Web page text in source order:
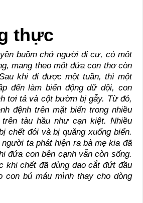
thực
buồm chở người di cư, có một
mang theo một đứa con thơ còn
khi đi được một tuần, thì một
đến làm biển động dữ dội, con
tơi tả và cột bườm bị gẫy. Từ đó,
đệnh trên mặt biển trong nhiều
tàu hầu như cạn kiệt. Nhiều
chết đói và bị quăng xuống biển.
ta phát hiện ra bà mẹ kia đã
đứa con bên cạnh vẫn còn sống.
khi chết đã dùng dao cắt đứt đầu
con bú máu mình thay cho dòng